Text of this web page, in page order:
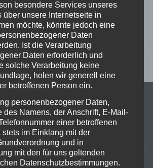
wird völlig unterschätzt
macht keinen digitalen Unterricht
besondere Services unseres
über unsere Internetseite in
möchte, könnte jedoch eine
Daten
Ist die Verarbeitung
Daten erforderlich und
solche Verarbeitung keine
holen wir generell eine
betroffenen Person ein.
personenbezogener Daten,
des Namens, der Anschrift, E-Mail-
einer betroffenen
stets im Einklang mit der
und in
mit den für uns geltenden
Datenschutzbestimmungen.